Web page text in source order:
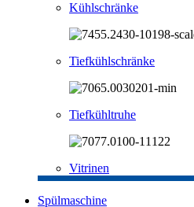
Kühlschränke
Tiefkühlschränke
Tiefkühltruhe
Vitrinen
Spülmaschine